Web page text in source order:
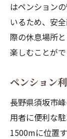
はペンション
いるため、安
際の休息場所
楽しむことがで
ペンション
長野県須坂市
用者に便利な
1500mに位置